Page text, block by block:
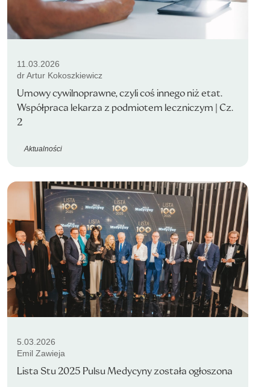
11.03.2026
dr Artur Kokoszkiewicz
Umowy cywilnoprawne, czyli coś innego niż etat.
Współpraca lekarza z podmiotem leczniczym | Cz.
2
Aktualności
5.03.2026
Emil Zawieja
Lista Stu 2025 Pulsu Medycyny została ogłoszona